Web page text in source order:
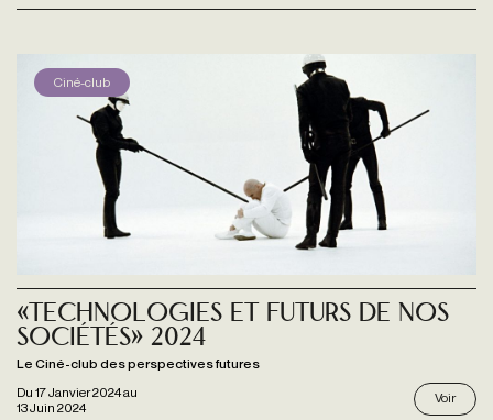
Ciné-club
Du 17 Janvier 2024au
13 Juin 2024
«Technologies et futurs de nos
sociétés» 2024
Le Ciné-club des perspectives futures
Voir